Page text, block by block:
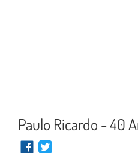
Paulo Ricardo - 40